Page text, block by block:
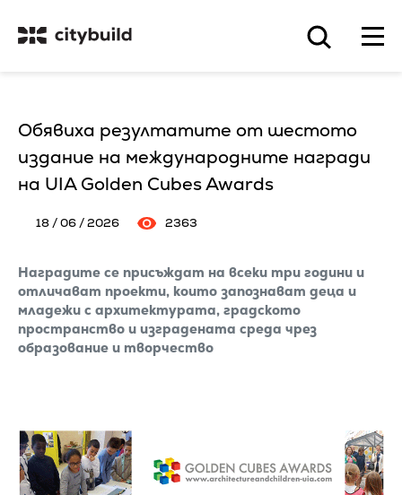
Обявиха резултатите от шестото
издание на международните награди
на UIA Golden Cubes Awards
18 / 06 / 2026 2363
Наградите се присъждат на всеки три години и
отличават проекти, които запознават деца и
младежи с архитектурата, градското
пространство и изградената среда чрез
образование и творчество